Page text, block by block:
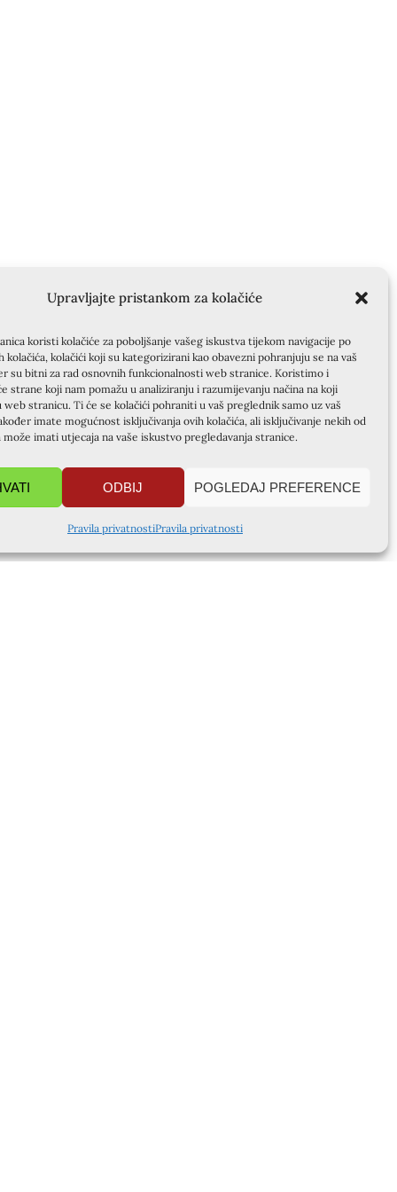
Upravljajte pristankom za kolačiće
koristi kolačiće za poboljšanje vašeg iskustva tijekom navigacije po
kolačića, kolačići koji su kategorizirani kao obavezni pohranjuju se na vaš
su bitni za rad osnovnih funkcionalnosti web stranice. Koristimo i
strane koji nam pomažu u analiziranju i razumijevanju načina na koji
stranicu. Ti će se kolačići pohraniti u vaš preglednik samo uz vaš
imate mogućnost isključivanja ovih kolačića, ali isključivanje nekih od
može imati utjecaja na vaše iskustvo pregledavanja stranice.
ODBIJ POGLEDAJ PREFERENCE
Pravila privatnostiPravila privatnosti